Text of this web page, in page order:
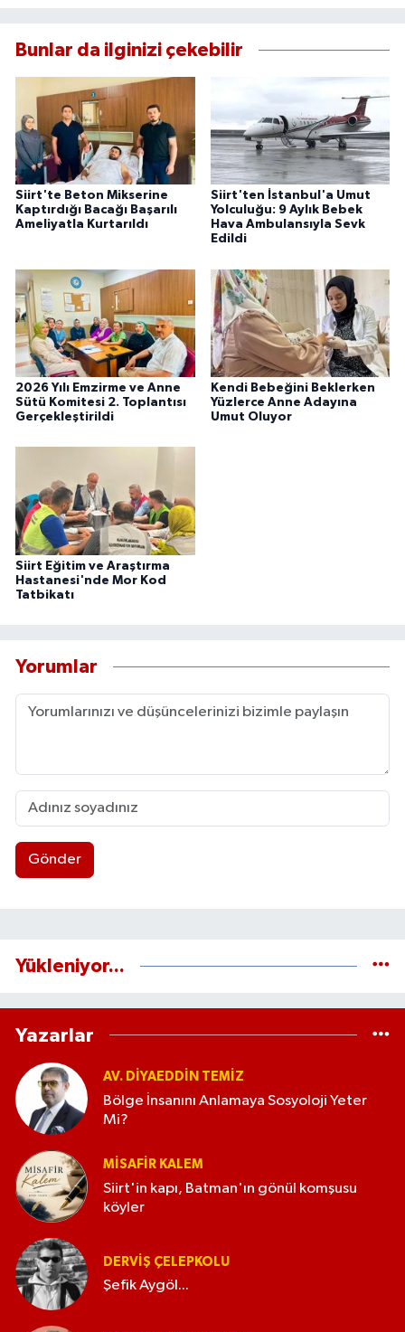
Bunlar da ilginizi çekebilir
Siirt'te Beton Mikserine
Kaptırdığı Bacağı Başarılı
Ameliyatla Kurtarıldı
Siirt'ten İstanbul'a Umut
Yolculuğu: 9 Aylık Bebek
Hava Ambulansıyla Sevk
Edildi
2026 Yılı Emzirme ve Anne
Sütü Komitesi 2. Toplantısı
Gerçekleştirildi
Kendi Bebeğini Beklerken
Yüzlerce Anne Adayına
Umut Oluyor
Siirt Eğitim ve Araştırma
Hastanesi'nde Mor Kod
Tatbikatı
Yorumlar
Gönder
Yükleniyor...
Yazarlar
AV. DIYAEDDIN TEMIZ
Bölge İnsanını Anlamaya Sosyoloji Yeter
Mi?
MISAFIR KALEM
Siirt'in kapı, Batman'ın gönül komşusu
köyler
DERVIŞ ÇELEPKOLU
Şefik Aygöl...